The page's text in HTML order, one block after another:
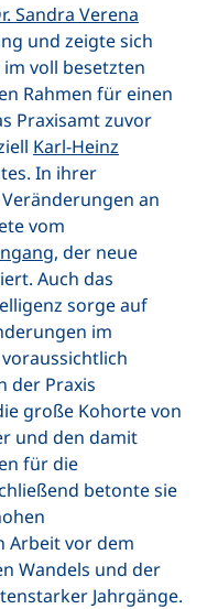
Sandra Verena
und zeigte sich
voll besetzten
Rahmen für einen
Praxisamt zuvor
Karl-Heinz
In ihrer
an
vom
, der neue
Auch das
sorge auf
im
der Praxis
große Kohorte von
und den damit
für die
betonte sie
Arbeit vor dem
Wandels und der
Jahrgänge.